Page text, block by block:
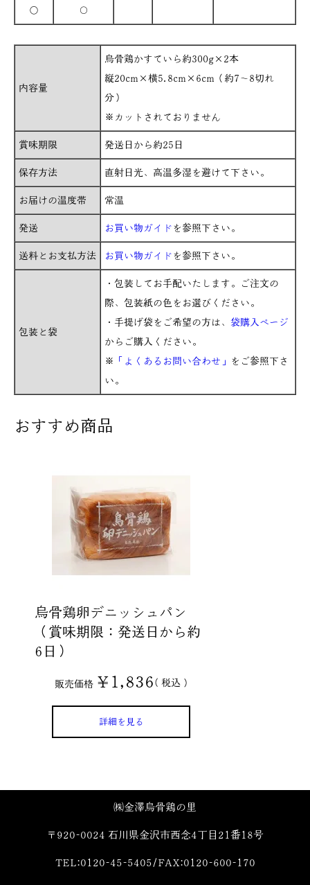
○ 〇
内容量
烏骨鶏かすていら約300g×2本
縦20cm×横5.8cm×6cm（約7～8切れ
分）
※カットされておりません
賞味期限 発送日から約25日
保存方法 直射日光、高温多湿を避けて下さい。
お届けの温度帯 常温
発送 お買い物ガイド を参照下さい。
送料とお支払方法 お買い物ガイド を参照下さい。
包装と袋
・包装してお手配いたします。ご注文の
際、包装紙の色をお選びください。
・手提げ袋をご希望の方は、 袋購入ページ
からご購入ください。
※
「よくあるお問い合わせ」
をご参照下さ
い。
おすすめ商品
烏骨鶏卵デニッシュパン
（賞味期限：発送日から約
6日）
販売価格 ¥ 1,836 税込
詳細を見る
㈱金澤烏骨鶏の里
〒920-0024 石川県金沢市西念4丁目21番18号
TEL:0120-45-5405/FAX:0120-600-170